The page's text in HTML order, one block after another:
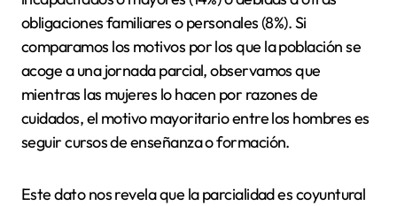
obligaciones familiares o personales (8%). Si
comparamos los motivos por los que la población se
acoge a una jornada parcial, observamos que
mientras las mujeres lo hacen por razones de
cuidados, el motivo mayoritario entre los hombres es
seguir cursos de enseñanza o formación.
Este dato nos revela que la parcialidad es coyuntural